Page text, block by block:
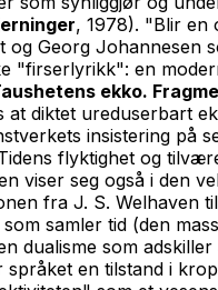
, 1978). "Blir en
Georg Johannesen
en
ekko.
diktet ureduserbart
insistering på
flyktighet og
viser seg også i den
fra J. S. Welhaven
samler tid (den
som
en tilstand i